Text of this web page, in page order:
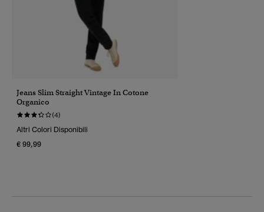
Jeans Slim Straight Vintage In Cotone
Organico
(4)
Altri Colori Disponibili
€ 99,99